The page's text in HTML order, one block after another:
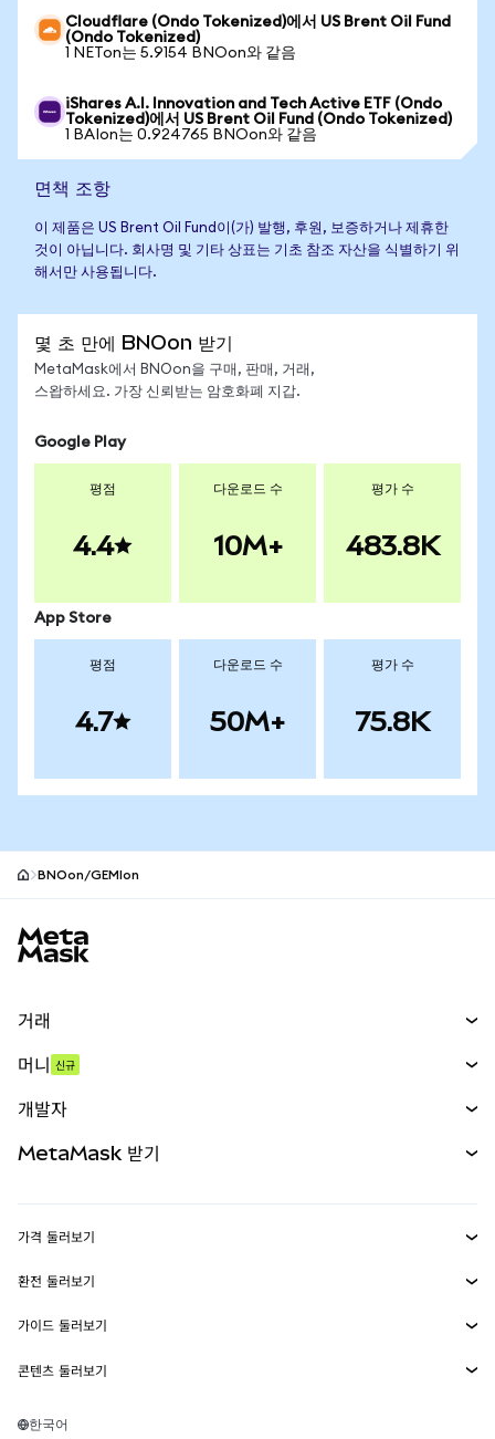
Cloudflare (Ondo Tokenized)에서 US Brent Oil Fund
(Ondo Tokenized)
1 NETon는 5.9154 BNOon와 같음
iShares A.I. Innovation and Tech Active ETF (Ondo
Tokenized)에서 US Brent Oil Fund (Ondo Tokenized)
1 BAIon는 0.924765 BNOon와 같음
면책 조항
이 제품은 US Brent Oil Fund이(가) 발행, 후원, 보증하거나 제휴한
것이 아닙니다. 회사명 및 기타 상표는 기초 참조 자산을 식별하기 위
해서만 사용됩니다.
몇 초 만에 BNOon 받기
MetaMask에서 BNOon을 구매, 판매, 거래,
스왑하세요. 가장 신뢰받는 암호화폐 지갑.
Google Play
평점
4.4
다운로드 수
10M+
평가 수
483.8K
App Store
평점
4.7
다운로드 수
50M+
평가 수
75.8K
BNOon/GEMIon
거래
무기한 선물
실물자산
머니 신규
개발자
MetaMask Connect
Snaps
웹3 서비스
MetaMask 받기
보안
고객 지원
채용
가격 둘러보기
이더리움 가격
솔라나 가격
테더 가격
환전 둘러보기
ETH를 USD로 환전
USDT를 INR로 환전
BTC를 INR로 환전
가이드 둘러보기
ETH 매수
콘텐츠 둘러보기
솔라나 지갑
한국어